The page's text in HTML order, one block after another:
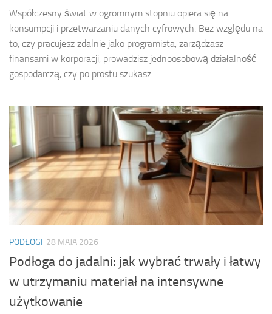
Współczesny świat w ogromnym stopniu opiera się na
konsumpcji i przetwarzaniu danych cyfrowych. Bez względu na
to, czy pracujesz zdalnie jako programista, zarządzasz
finansami w korporacji, prowadzisz jednoosobową działalność
gospodarczą, czy po prostu szukasz...
PODŁOGI 28 MAJA 2026
Podłoga do jadalni: jak wybrać trwały i łatwy
w utrzymaniu materiał na intensywne
użytkowanie